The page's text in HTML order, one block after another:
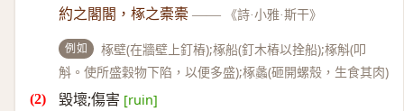
約之閣閣，椓之橐橐 —— 《詩·小雅·斯干》
例如
椓壁(在牆壁上釘樁);椓船(釘木樁以拴船);椓斛(叩
斛。使所盛穀物下陷，以便多盛);椓蠡(砸開螺殼，生食其肉)
毀壞;傷害 [ruin]